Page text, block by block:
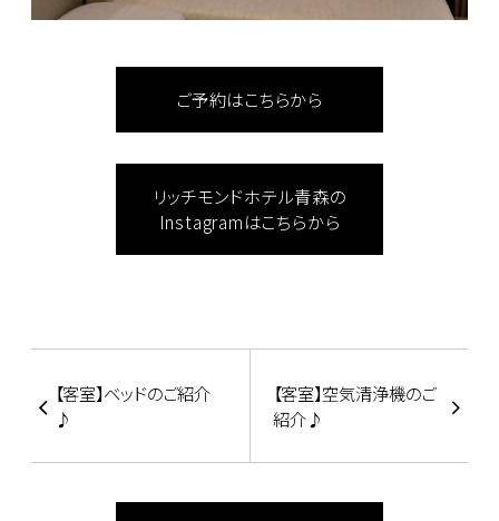
ご予約はこちらから
リッチモンドホテル青森の
Instagramはこちらから
【客室】ベッドのご紹介
♪
【客室】空気清浄機のご
紹介♪